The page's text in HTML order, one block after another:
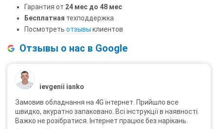
Гарантия от 24 мес до 48 мес
Бесплатная техподдержка
Посмотреть отзывы клиентов
Отзывы о нас в Google
ievgenii ianko
Замовив обладнання на 4G інтернет. Прийшло все
швидко, акуратно запаковано. Всі інструкції в наявності.
Важко не розібратися. Інтернет працює без нарікань.